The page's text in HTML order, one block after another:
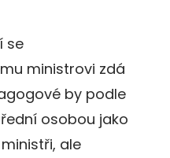
se
ministrovi zdá
by podle
osobou jako
ale